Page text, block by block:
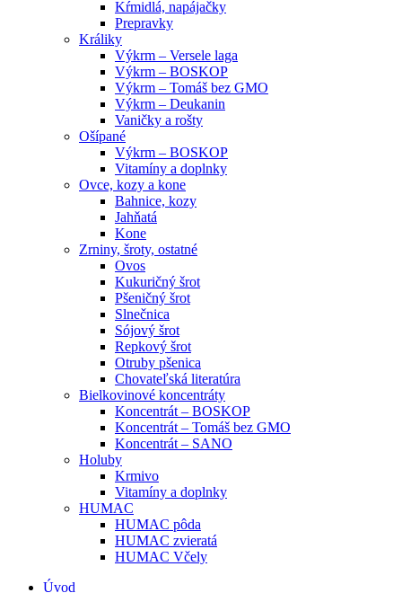
Kŕmidlá, napájačky
Prepravky
Králiky
Výkrm – Versele laga
Výkrm – BOSKOP
Výkrm – Tomáš bez GMO
Výkrm – Deukanin
Vaničky a rošty
Ošípané
Výkrm – BOSKOP
Vitamíny a doplnky
Ovce, kozy a kone
Bahnice, kozy
Jahňatá
Kone
Zrniny, šroty, ostatné
Ovos
Kukuričný šrot
Pšeničný šrot
Slnečnica
Sójový šrot
Repkový šrot
Otruby pšenica
Chovateľská literatúra
Bielkovinové koncentráty
Koncentrát – BOSKOP
Koncentrát – Tomáš bez GMO
Koncentrát – SANO
Holuby
Krmivo
Vitamíny a doplnky
HUMAC
HUMAC pôda
HUMAC zvieratá
HUMAC Včely
Úvod